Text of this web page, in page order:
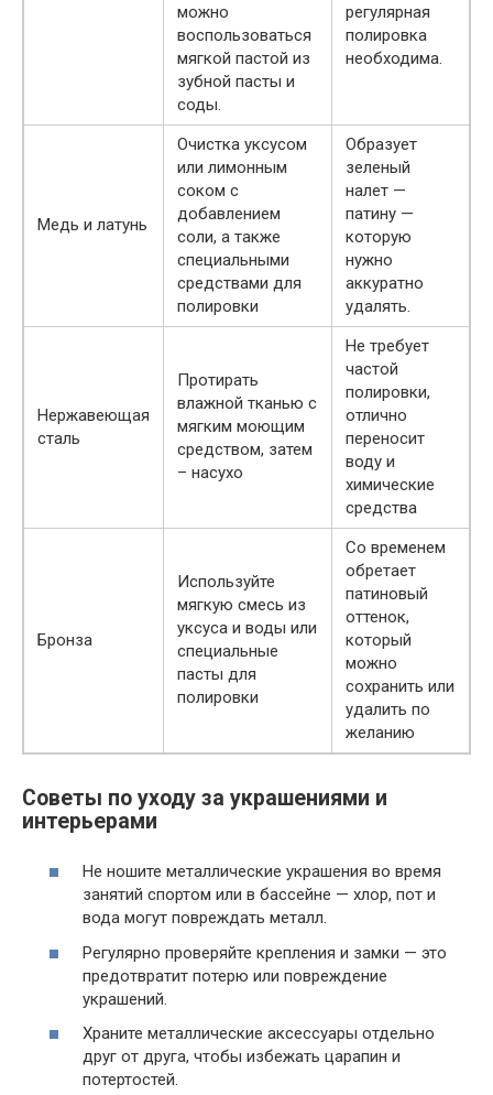
можно
воспользоваться
мягкой пастой из
зубной пасты и
соды.
регулярная
полировка
необходима.
Медь и латунь
Очистка уксусом
или лимонным
соком с
добавлением
соли, а также
специальными
средствами для
полировки
Образует
зеленый
налет —
патину —
которую
нужно
аккуратно
удалять.
Нержавеющая
сталь
Протирать
влажной тканью с
мягким моющим
средством, затем
– насухо
Не требует
частой
полировки,
отлично
переносит
воду и
химические
средства
Бронза
Используйте
мягкую смесь из
уксуса и воды или
специальные
пасты для
полировки
Со временем
обретает
патиновый
оттенок,
который
можно
сохранить или
удалить по
желанию
Советы по уходу за украшениями и
интерьерами
Не ношите металлические украшения во время
занятий спортом или в бассейне — хлор, пот и
вода могут повреждать металл.
Регулярно проверяйте крепления и замки — это
предотвратит потерю или повреждение
украшений.
Храните металлические аксессуары отдельно
друг от друга, чтобы избежать царапин и
потертостей.